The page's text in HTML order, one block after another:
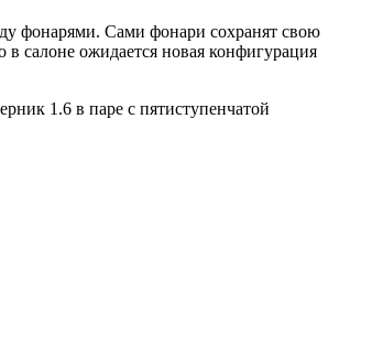
фонарями. Сами фонари сохранят свою
салоне ожидается новая конфигурация
1.6 в паре с пятиступенчатой